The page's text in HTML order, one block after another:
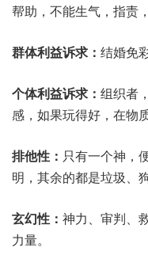
帮助，不能生气，指责
群体利益诉求： 结婚免
个体利益诉求： 组织者
感，如果玩得好，在物
排他性： 只有一个神，
明，其余的都是垃圾、狗
玄幻性： 神力、审判、
力量。